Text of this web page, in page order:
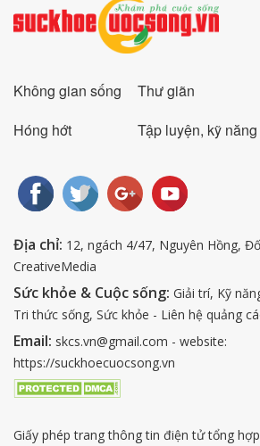
Không gian sống Thư giãn
Hóng hớt
Tập luyện, kỹ năng
Địa chỉ: 12, ngách 4/47, Nguyên Hồng,
CreativeMedia
Sức khỏe & Cuộc sống: Giải trí, Kỹ
Tri thức sống, Sức khỏe - Liên hệ quảng
Email: skcs.vn@gmail.com - website:
https://suckhoecuocsong.vn
Giấy phép trang thông tin điện tử tổng